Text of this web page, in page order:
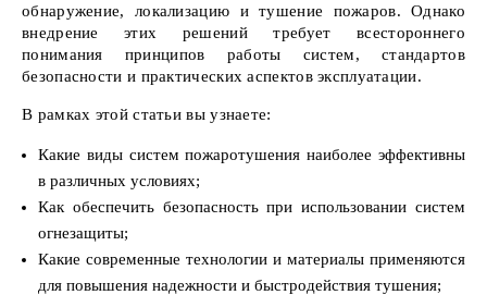
обнаружение, локализацию и тушение пожаров. Однако
внедрение этих решений требует всестороннего
понимания принципов работы систем, стандартов
безопасности и практических аспектов эксплуатации.
В рамках этой статьи вы узнаете:
Какие виды систем пожаротушения наиболее эффективны
в различных условиях;
Как обеспечить безопасность при использовании систем
огнезащиты;
Какие современные технологии и материалы применяются
для повышения надежности и быстродействия тушения;